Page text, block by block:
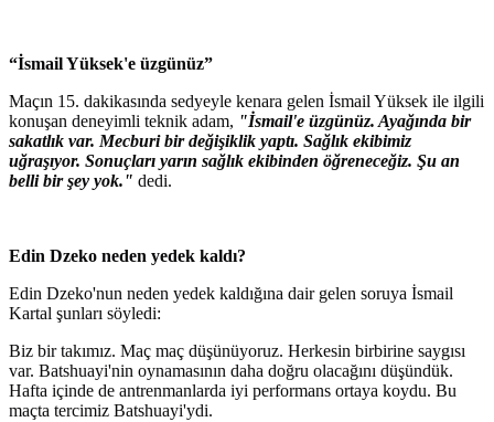
“İsmail Yüksek'e üzgünüz”
Maçın 15. dakikasında sedyeyle kenara gelen İsmail Yüksek ile ilgili
konuşan deneyimli teknik adam, "İsmail'e üzgünüz. Ayağında bir
sakatlık var. Mecburi bir değişiklik yaptı. Sağlık ekibimiz
uğraşıyor. Sonuçları yarın sağlık ekibinden öğreneceğiz. Şu an
belli bir şey yok." dedi.
Edin Dzeko neden yedek kaldı?
Edin Dzeko'nun neden yedek kaldığına dair gelen soruya İsmail
Kartal şunları söyledi:
Biz bir takımız. Maç maç düşünüyoruz. Herkesin birbirine saygısı
var. Batshuayi'nin oynamasının daha doğru olacağını düşündük.
Hafta içinde de antrenmanlarda iyi performans ortaya koydu. Bu
maçta tercimiz Batshuayi'ydi.